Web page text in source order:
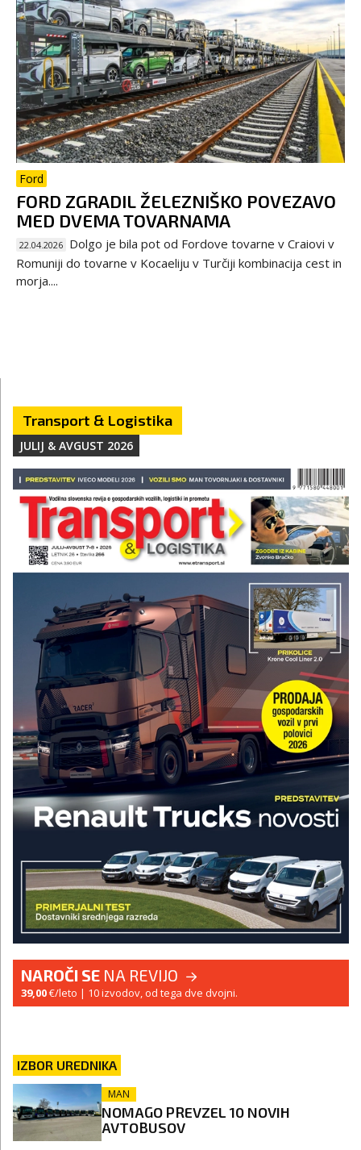
Ford
FORD ZGRADIL ŽELEZNIŠKO POVEZAVO
MED DVEMA TOVARNAMA
22.04.2026 Dolgo je bila pot od Fordove tovarne v Craiovi v
Romuniji do tovarne v Kocaeliju v Turčiji kombinacija cest in
morja....
Transport & Logistika
JULIJ & AVGUST 2026
NAROČI SE NA REVIJO
39,00€/leto | 10 izvodov, od tega dve dvojni.
IZBOR UREDNIKA
MAN
NOMAGO PREVZEL 10 NOVIH
AVTOBUSOV